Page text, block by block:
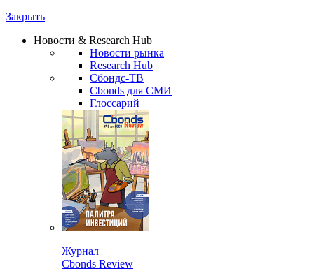
Закрыть
Новости & Research Hub
Новости рынка
Research Hub
Сбондс-ТВ
Cbonds для СМИ
Глоссарий
Журнал
Cbonds Review